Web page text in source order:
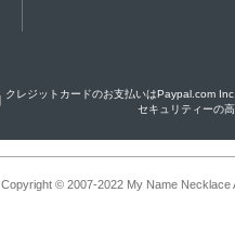
クレジットカードのお支払いはPaypal.com
セキュリティーの
Copyright © 2007-2022 My Name Necklace